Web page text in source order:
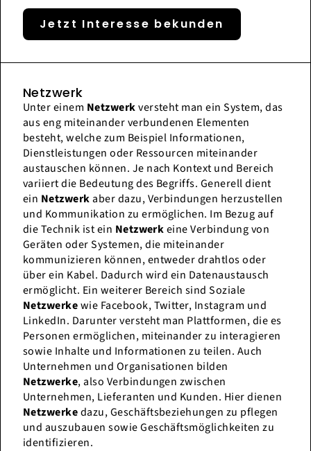
Jetzt Interesse bekunden
Netzwerk
Unter einem Netzwerkversteht man ein System, das
aus eng miteinander verbundenen Elementen
besteht, welche zum Beispiel Informationen,
Dienstleistungen oder Ressourcen miteinander
austauschen können. Je nach Kontext und Bereich
variiert die Bedeutung des Begriffs. Generell dient
ein Netzwerkaber dazu, Verbindungen herzustellen
und Kommunikation zu ermöglichen. Im Bezug auf
die Technik ist ein Netzwerkeine Verbindung von
Geräten oder Systemen, die miteinander
kommunizieren können, entweder drahtlos oder
über ein Kabel. Dadurch wird ein Datenaustausch
ermöglicht. Ein weiterer Bereich sind Soziale
Netzwerkewie Facebook, Twitter, Instagram und
LinkedIn. Darunter versteht man Plattformen, die es
Personen ermöglichen, miteinander zu interagieren
sowie Inhalte und Informationen zu teilen. Auch
Unternehmen und Organisationen bilden
Netzwerke, also Verbindungen zwischen
Unternehmen, Lieferanten und Kunden. Hier dienen
Netzwerkedazu, Geschäftsbeziehungen zu pflegen
und auszubauen sowie Geschäftsmöglichkeiten zu
identifizieren.